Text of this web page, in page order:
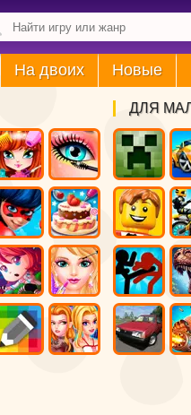
На двоих Новые
ДЛЯ